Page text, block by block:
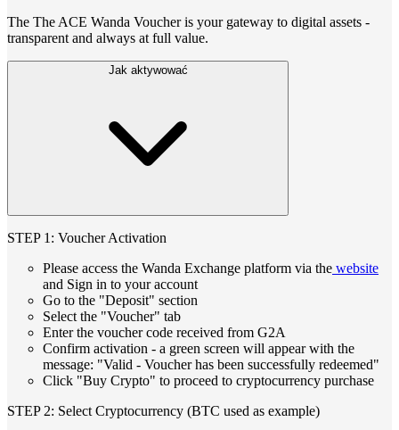
The The ACE Wanda Voucher is your gateway to digital assets -
transparent and always at full value.
Jak aktywować
STEP 1: Voucher Activation
Please access the Wanda Exchange platform via the website
and Sign in to your account
Go to the "Deposit" section
Select the "Voucher" tab
Enter the voucher code received from G2A
Confirm activation - a green screen will appear with the
message: "Valid - Voucher has been successfully redeemed"
Click "Buy Crypto" to proceed to cryptocurrency purchase
STEP 2: Select Cryptocurrency (BTC used as example)